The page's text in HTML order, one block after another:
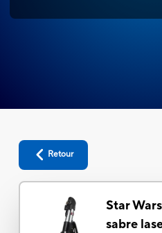
Retour
Star
sabre